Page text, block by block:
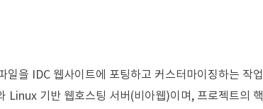
을 IDC 웹사이트에 포팅하고 커스터마이징하는 작업
Linux 기반 웹호스팅 서버(비아웹)이며, 프로젝트의 핵